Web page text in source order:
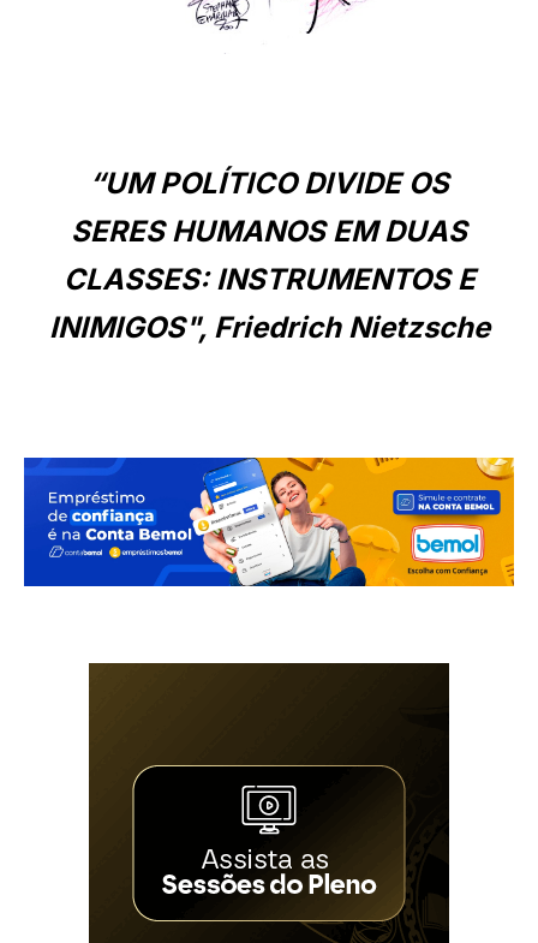
“UM POLÍTICO DIVIDE OS
SERES HUMANOS EM DUAS
CLASSES: INSTRUMENTOS E
INIMIGOS", Friedrich Nietzsche